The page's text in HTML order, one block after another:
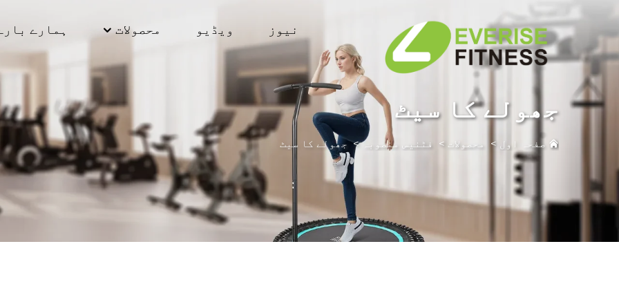
ہمارے محصولات ویڈیو نیوز
جھولے کا سیٹ
صفحہ اول > محصولات > فٹنیس منصوبہ>جھولے کا سیٹ